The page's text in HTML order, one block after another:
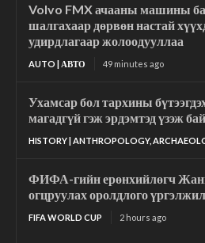
Volvo FMX ачааны машины
шалгахаар дөрвөн настай
удирдлагаар жолоодууллаа
AUTO | АВТО 49 minutes ago
Ухамсар бол тархины
магадгүй гэж эрдэмтэд үзэж
HISTORY | ANTHROPOLOGY,
ФИФА-гийн ерөнхийлөгч
огцруулах оролдлого
FIFA WORLD CUP 2 hours ago